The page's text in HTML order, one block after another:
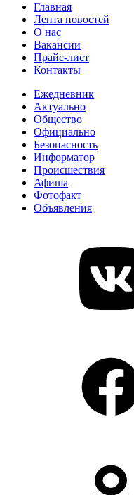
Главная
Лента новостей
О нас
Вакансии
Прайс-лист
Контакты
Ежедневник
Актуально
Общество
Официально
Безопасность
Информатор
Происшествия
Афиша
Фотофакт
Объявления